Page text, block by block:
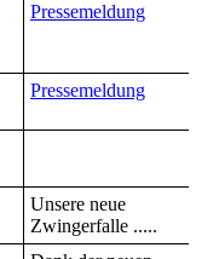
Pressemeldung
Pressemeldung
Unsere neue
Zwingerfalle .....